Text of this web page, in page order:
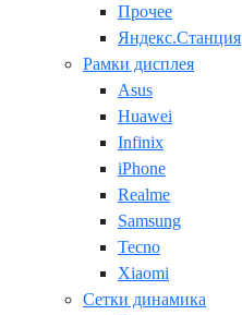
Прочее
Яндекс.Станция
Рамки дисплея
Asus
Huawei
Infinix
iPhone
Realme
Samsung
Tecno
Xiaomi
Сетки динамика